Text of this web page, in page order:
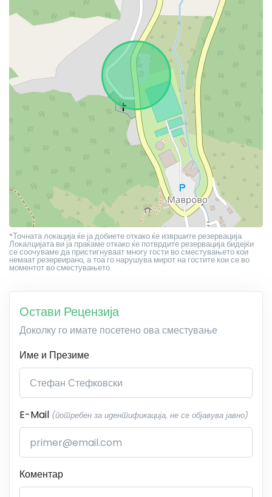
*Точната локација ќе ја добиете откако ќе извршите резервација.
Локалцијата ви ја праќаме откако ќе потврдите резервација бидејќи
се соочуваме да пристигнуваат многу гости во сместувањето кои
немаат резервирано, а тоа го нарушува мирот на гостите кои се во
моментот во сместувањето.
Остави Рецензија
Доколку го имате посетено ова сместување
Име и Презиме
E-Mail (потребен за идентификација, не се објавува јавно)
Коментар